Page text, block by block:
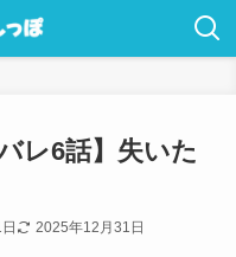
レ6話】失いた
2025年12月31日